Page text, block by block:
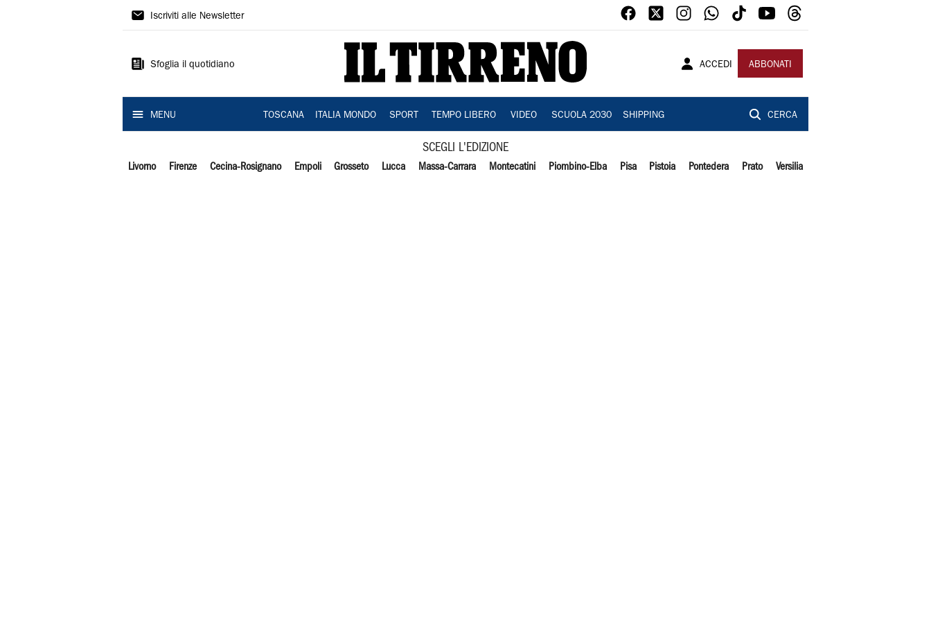
Il
Iscriviti alle Newsletter
Sfoglia il quotidiano ACCEDI ABBONATI
MENU TOSCANA ITALIA MONDO SPORT TEMPO LIBERO VIDEO SCUOLA 2030 SHIPPING CERCA
SCEGLI L'EDIZIONE
Livorno Firenze Cecina-Rosignano Empoli Grosseto Lucca Massa-Carrara Montecatini Piombino-Elba Pisa Pistoia Pontedera Prato Versilia